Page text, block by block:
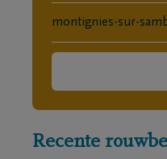
Recente